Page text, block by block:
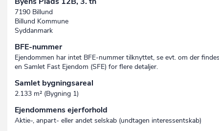
7190 Billund
Billund Kommune
Syddanmark
BFE-nummer
Ejendommen har intet BFE-nummer tilknyttet, se evt. om der
en Samlet Fast Ejendom (SFE) for flere detaljer.
Samlet bygningsareal
2.133 m² (Bygning 1)
Ejendommens ejerforhold
Aktie-, anpart- eller andet selskab (undtagen interessent­skab)